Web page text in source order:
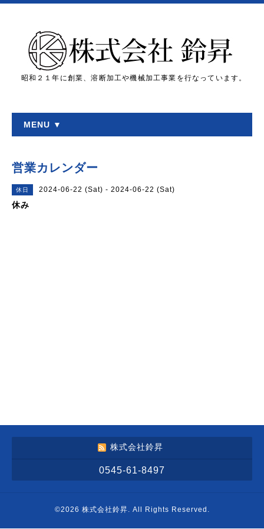
昭和２１年に創業、溶断加工や機械加工事業を行なっています。
MENU ▼
営業カレンダー
休日 2024-06-22 (Sat) - 2024-06-22 (Sat)
休み
株式会社鈴昇
0545-61-8497
©2026 株式会社鈴昇. All Rights Reserved.